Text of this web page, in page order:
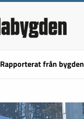
Rapporterat från bygden